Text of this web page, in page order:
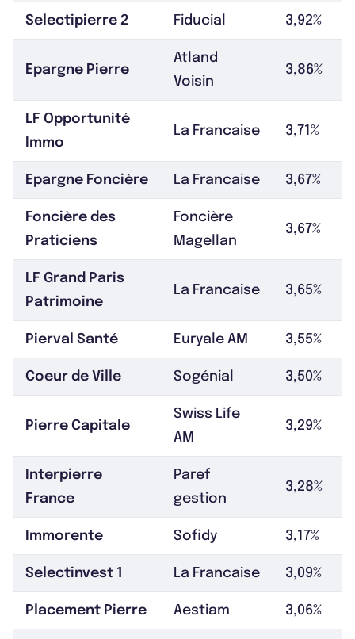
Selectipierre 2 Fiducial 3,92%
Epargne Pierre
Atland
Voisin
3,86%
LF Opportunité
Immo
La Francaise 3,71%
Epargne Foncière La Francaise 3,67%
Foncière des
Praticiens
Foncière
Magellan
3,67%
LF Grand Paris
Patrimoine
La Francaise 3,65%
Pierval Santé Euryale AM 3,55%
Coeur de Ville Sogénial 3,50%
Pierre Capitale
Swiss Life
AM
3,29%
Interpierre
France
Paref
gestion
3,28%
Immorente Sofidy 3,17%
Selectinvest 1 La Francaise 3,09%
Placement Pierre Aestiam 3,06%